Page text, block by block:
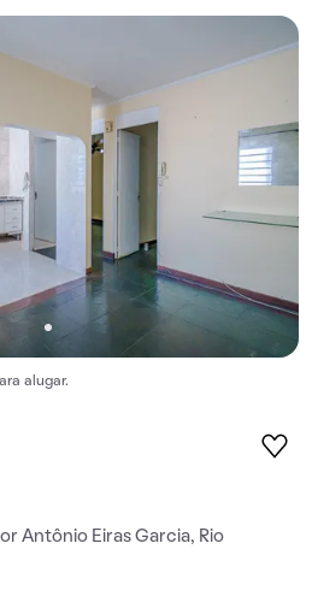
alugar.
Antônio Eiras Garcia, Rio